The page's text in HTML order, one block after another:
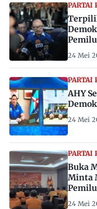
PARTAI
24 Mei
PARTAI
AHY
24 Mei
PARTAI
Buka
Minta
24 Mei